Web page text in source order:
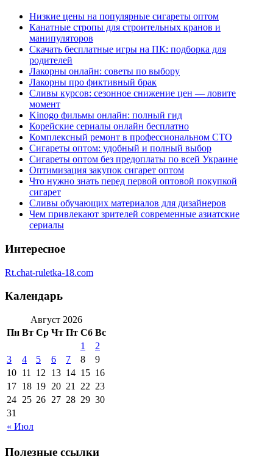
Низкие цены на популярные сигареты оптом
Канатные стропы для строительных кранов и
манипуляторов
Скачать бесплатные игры на ПК: подборка для
родителей
Лакорны онлайн: советы по выбору
Лакорны про фиктивный брак
Сливы курсов: сезонное снижение цен — ловите
момент
Kinogo фильмы онлайн: полный гид
Корейские сериалы онлайн бесплатно
Комплексный ремонт в профессиональном СТО
Сигареты оптом: удобный и полный выбор
Сигареты оптом без предоплаты по всей Украине
Оптимизация закупок сигарет оптом
Что нужно знать перед первой оптовой покупкой
сигарет
Сливы обучающих материалов для дизайнеров
Чем привлекают зрителей современные азиатские
сериалы
Интересное
Rt.chat-ruletka-18.com
Календарь
Август 2026
Пн Вт Ср Чт Пт Сб Вс
« Июл
1
2
3
4 5 6 7 8
9
10 11 12 13 14 15 16
17 18 19 20 21 22 23
24 25 26 27 28 29 30
31
Полезные ссылки